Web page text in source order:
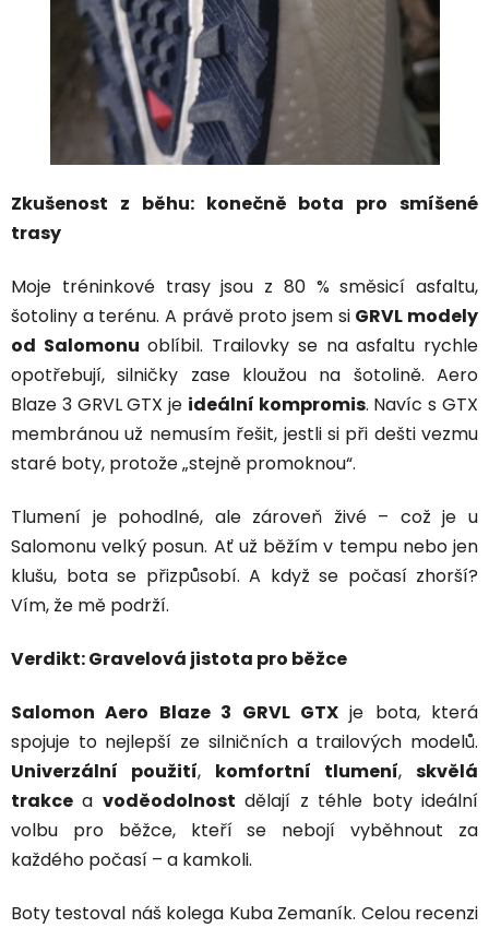
Zkušenost z běhu: konečně bota pro smíšené
trasy
Moje tréninkové trasy jsou z 80 % směsicí asfaltu,
šotoliny a terénu. A právě proto jsem si GRVL modely
od Salomonu oblíbil. Trailovky se na asfaltu rychle
opotřebují, silničky zase kloužou na šotolině. Aero
Blaze 3 GRVL GTX je ideální kompromis. Navíc s GTX
membránou už nemusím řešit, jestli si při dešti vezmu
staré boty, protože „stejně promoknou“.
Tlumení je pohodlné, ale zároveň živé – což je u
Salomonu velký posun. Ať už běžím v tempu nebo jen
klušu, bota se přizpůsobí. A když se počasí zhorší?
Vím, že mě podrží.
Verdikt: Gravelová jistota pro běžce
Salomon Aero Blaze 3 GRVL GTXje bota, která
spojuje to nejlepší ze silničních a trailových modelů.
Univerzální použití, komfortní tlumení, skvělá
trakce a voděodolnost dělají z téhle boty ideální
volbu pro běžce, kteří se nebojí vyběhnout za
každého počasí – a kamkoli.
Boty testoval náš kolega Kuba Zemaník. Celou recenzi